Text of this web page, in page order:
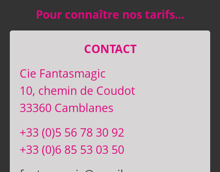
Pour connaître nos tarifs…
CONTACT
Cie Fantasmagic
10, chemin de Coudot
33360 Camblanes
+33 (0)5 56 78 30 92
+33 (0)6 85 53 03 50